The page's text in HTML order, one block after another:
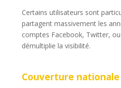
Certains utilisateurs sont
partagent massivement les
comptes Facebook, Twitter,
démultiplie la visibilité.
Couverture nationale